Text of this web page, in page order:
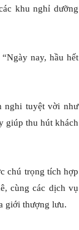
khu nghỉ dưỡng
nay, hầu hết
nghi tuyệt vời như
giúp thu hút khách
chú trọng tích hợp
cùng các dịch vụ
giới thượng lưu.